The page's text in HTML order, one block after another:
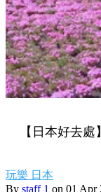
【日本好去
玩樂 日本
By staff 1 on 01 Apr